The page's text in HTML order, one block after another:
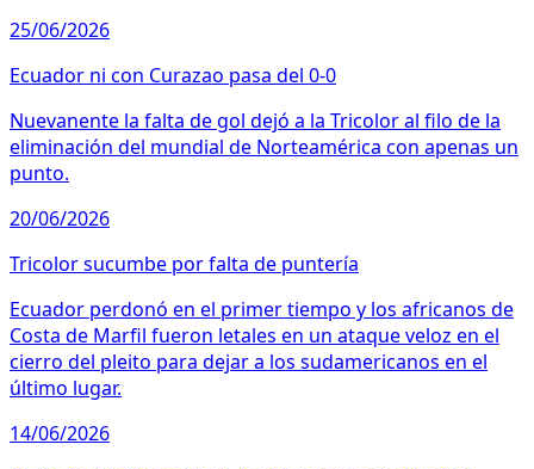
25/06/2026
Ecuador ni con Curazao pasa del 0-0
Nuevanente la falta de gol dejó a la Tricolor al filo de la
eliminación del mundial de Norteamérica con apenas un
punto.
20/06/2026
Tricolor sucumbe por falta de puntería
Ecuador perdonó en el primer tiempo y los africanos de
Costa de Marfil fueron letales en un ataque veloz en el
cierro del pleito para dejar a los sudamericanos en el
último lugar.
14/06/2026